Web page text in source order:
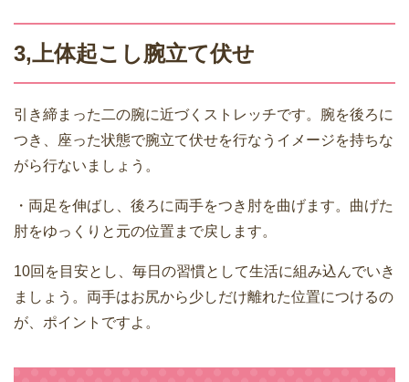
3,上体起こし腕立て伏せ
引き締まった二の腕に近づくストレッチです。腕を後ろに
つき、座った状態で腕立て伏せを行なうイメージを持ちな
がら行ないましょう。
・両足を伸ばし、後ろに両手をつき肘を曲げます。曲げた
肘をゆっくりと元の位置まで戻します。
10回を目安とし、毎日の習慣として生活に組み込んでいき
ましょう。両手はお尻から少しだけ離れた位置につけるの
が、ポイントですよ。